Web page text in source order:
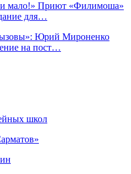
мало!» Приют «Филимоша»
для…
Юрий Мироненко
на пост…
школ